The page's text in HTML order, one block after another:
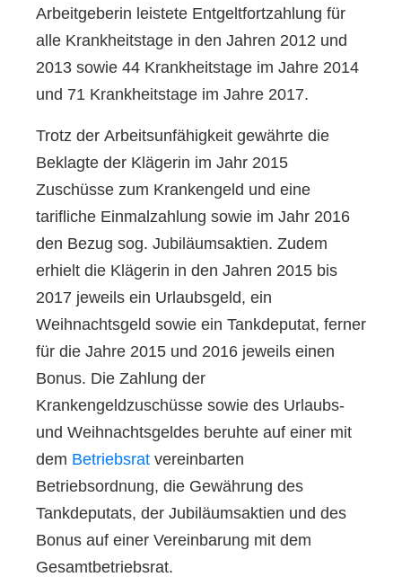
Arbeitgeberin leistete Entgeltfortzahlung für
alle Krankheitstage in den Jahren 2012 und
2013 sowie 44 Krankheitstage im Jahre 2014
und 71 Krankheitstage im Jahre 2017.
Trotz der Arbeitsunfähigkeit gewährte die
Beklagte der Klägerin im Jahr 2015
Zuschüsse zum Krankengeld und eine
tarifliche Einmalzahlung sowie im Jahr 2016
den Bezug sog. Jubiläumsaktien. Zudem
erhielt die Klägerin in den Jahren 2015 bis
2017 jeweils ein Urlaubsgeld, ein
Weihnachtsgeld sowie ein Tankdeputat, ferner
für die Jahre 2015 und 2016 jeweils einen
Bonus. Die Zahlung der
Krankengeldzuschüsse sowie des Urlaubs-
und Weihnachtsgeldes beruhte auf einer mit
dem Betriebsrat vereinbarten
Betriebsordnung, die Gewährung des
Tankdeputats, der Jubiläumsaktien und des
Bonus auf einer Vereinbarung mit dem
Gesamtbetriebsrat.